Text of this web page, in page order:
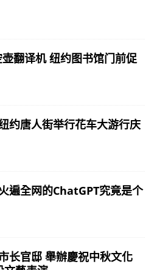
翻译机 纽约图书馆门前促
纽约唐人街举行花车大游行庆
火遍全网的ChatGPT究竟是个
市长官邸 舉辦慶祝中秋文化